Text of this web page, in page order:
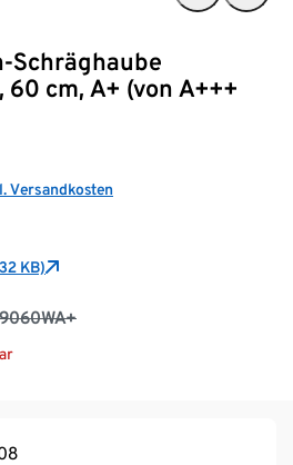
Schräghaube
cm, A+ (von A+++
Versandkosten
KB)